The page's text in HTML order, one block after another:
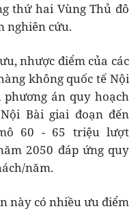
thứ hai Vùng Thủ đô
nghiên cứu.
nhược điểm của các
không quốc tế Nội
án quy hoạch
Bài giai đoạn đến
60 - 65 triệu lượt
2050 đáp ứng quy
năm.
này có nhiều ưu điểm